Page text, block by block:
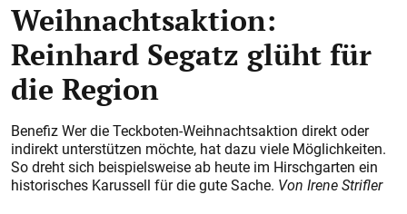
Weihnachtsaktion:
Reinhard Segatz glüht für
die Region
Benefiz Wer die Teckboten-Weihnachtsaktion direkt oder
indirekt unterstützen möchte, hat dazu viele Möglichkeiten.
So dreht sich beispielsweise ab heute im Hirschgarten ein
historisches Karussell für die gute Sache. Von Irene Strifler